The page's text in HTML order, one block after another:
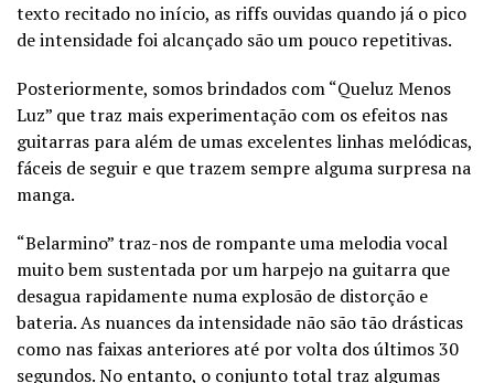
texto recitado no início, as riffs ouvidas quando já o pico
de intensidade foi alcançado são um pouco repetitivas.
Posteriormente, somos brindados com “Queluz Menos
Luz” que traz mais experimentação com os efeitos nas
guitarras para além de umas excelentes linhas melódicas,
fáceis de seguir e que trazem sempre alguma surpresa na
manga.
“Belarmino” traz-nos de rompante uma melodia vocal
muito bem sustentada por um harpejo na guitarra que
desagua rapidamente numa explosão de distorção e
bateria. As nuances da intensidade não são tão drásticas
como nas faixas anteriores até por volta dos últimos 30
segundos. No entanto, o conjunto total traz algumas